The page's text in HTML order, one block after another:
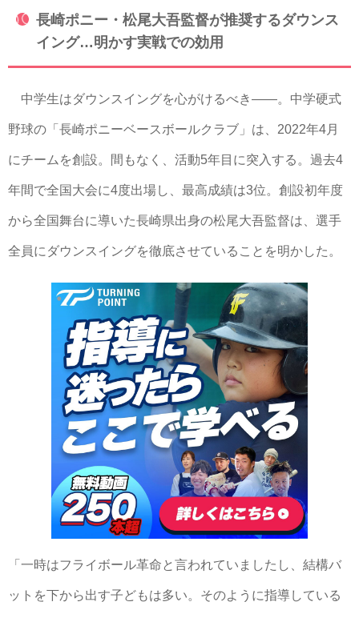
長崎ポニー・松尾大吾監督が推奨するダウンス
イング…明かす実戦での効用
中学生はダウンスイングを心がけるべき――。中学硬式
野球の「長崎ポニーベースボールクラブ」は、2022年4月
にチームを創設。間もなく、活動5年目に突入する。過去4
年間で全国大会に4度出場し、最高成績は3位。創設初年度
から全国舞台に導いた長崎県出身の松尾大吾監督は、選手
全員にダウンスイングを徹底させていることを明かした。
「一時はフライボール革命と言われていましたし、結構バ
ットを下から出す子どもは多い。そのように指導している